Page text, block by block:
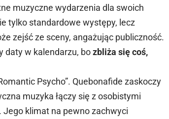
muzyczne wydarzenia dla swoich
tylko standardowe występy, lecz
zejść ze sceny, angażując publiczność.
daty w kalendarzu, bozbliża się coś,
Psycho”. Quebonafide zaskoczy
muzyka łączy się z osobistymi
klimat na pewno zachwyci